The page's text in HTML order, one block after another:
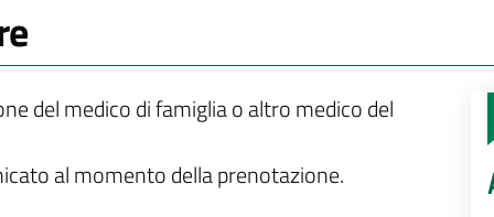
del medico di famiglia o altro medico del
al momento della prenotazione.